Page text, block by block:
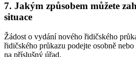
7. Jakým způsobem můžete
situace
Žádost o vydání nového řidičského
řidičského průkazu podejte osobně
na příslušný úřad.